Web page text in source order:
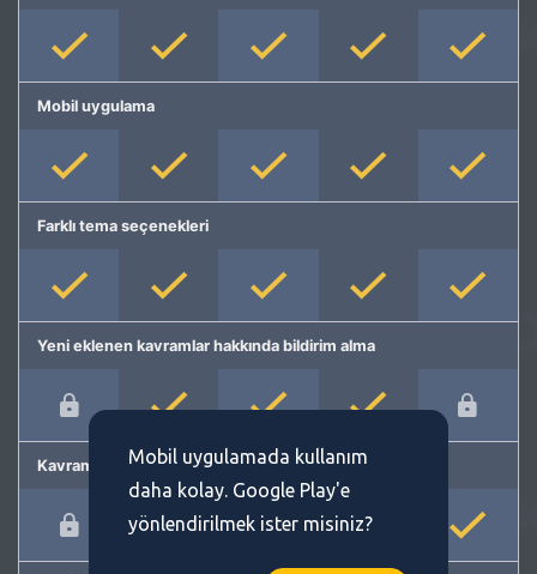
Mobil uygulama
Farklı tema seçenekleri
Yeni eklenen kavramlar hakkında bildirim alma
Kavram önermeMobil uygulamada kullanım
daha kolay. Google Play'e
yönlendirilmek ister misiniz?